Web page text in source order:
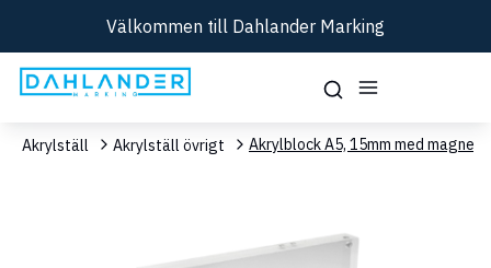
Välkommen till Dahlander Marking
Akrylställ Akrylställ övrigt Akrylblock A5, 15mm med magnet